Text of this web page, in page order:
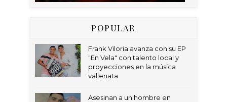
POPULAR
Frank Viloria avanza con su EP
"En Vela" con talento local y
proyecciones en la música
vallenata
Asesinan a un hombre en